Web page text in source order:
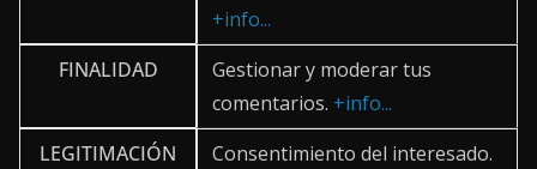
+info...
FINALIDAD
Gestionar y moderar tus
comentarios. +info...
LEGITIMACIÓN
Consentimiento del interesado.